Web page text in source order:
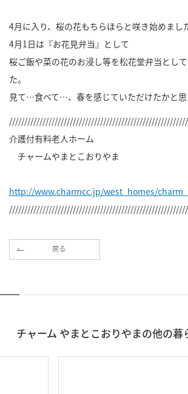
4月に入り、桜の花もちらほらと咲き始めまし
4月1日は『お花見弁当』として
桜ご飯や菜の花のお浸し等を松花堂弁当とし
た。
見て…食べて…、春を感じていただけたかと思
介護付有料老人ホーム
チャームやまとこおりやま
http://www.charmcc.jp/west_homes/
戻る
チャーム やまとこおりやまの他の暮